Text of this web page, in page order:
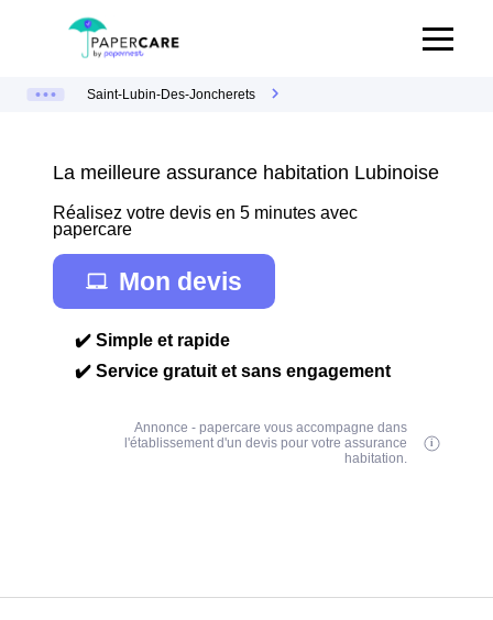
Saint-Lubin-Des-Joncherets
La meilleure assurance habitation Lubinoise
Réalisez votre devis en 5 minutes avec
papercare
Mon devis
✔️ Simple et rapide
✔️ Service gratuit et sans engagement
Annonce - papercare vous accompagne dans
l'établissement d'un devis pour votre assurance
habitation.